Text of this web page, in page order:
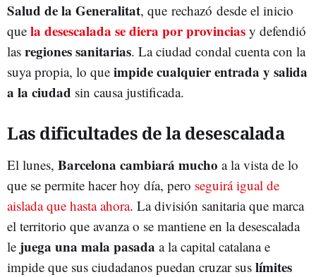
Salud de la Generalitat, que rechazó desde el inicio
que la desescalada se diera por provincias y defendió
las regiones sanitarias. La ciudad condal cuenta con la
suya propia, lo que impide cualquier entrada y salida
a la ciudad sin causa justificada.
Las dificultades de la desescalada
El lunes, Barcelona cambiará mucho a la vista de lo
que se permite hacer hoy día, pero seguirá igual de
aislada que hasta ahora. La división sanitaria que marca
el territorio que avanza o se mantiene en la desescalada
le juega una mala pasada a la capital catalana e
impide que sus ciudadanos puedan cruzar sus límites